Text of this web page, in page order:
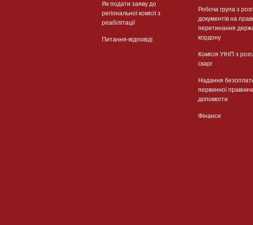
Як подати заяву до
регіональної комісії з
реабілітації
Питання-відповіді
Робоча група з
документів на
перетинання
кордону
Комісія УІНП з
скарг
Надання
первинної
допомогти
Фінанси